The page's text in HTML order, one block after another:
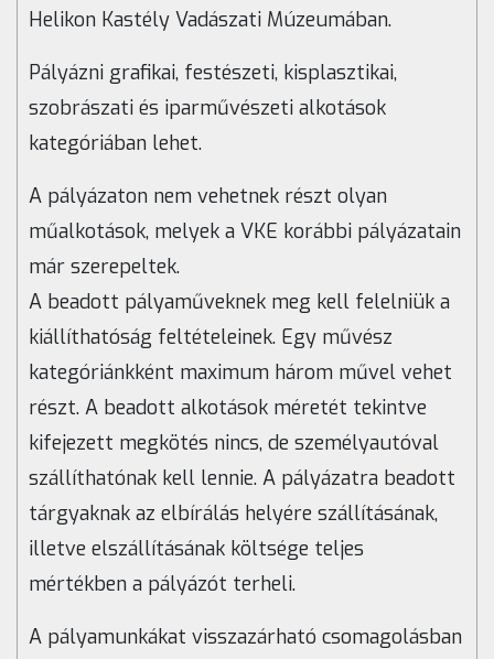
Helikon Kastély Vadászati Múzeumában.
Pályázni grafikai, festészeti, kisplasztikai,
szobrászati és iparművészeti alkotások
kategóriában lehet.
A pályázaton nem vehetnek részt olyan
műalkotások, melyek a VKE korábbi pályázatain
már szerepeltek.
A beadott pályaműveknek meg kell felelniük a
kiállíthatóság feltételeinek. Egy művész
kategóriánkként maximum három művel vehet
részt. A beadott alkotások méretét tekintve
kifejezett megkötés nincs, de személyautóval
szállíthatónak kell lennie. A pályázatra beadott
tárgyaknak az elbírálás helyére szállításának,
illetve elszállításának költsége teljes
mértékben a pályázót terheli.
A pályamunkákat visszazárható csomagolásban